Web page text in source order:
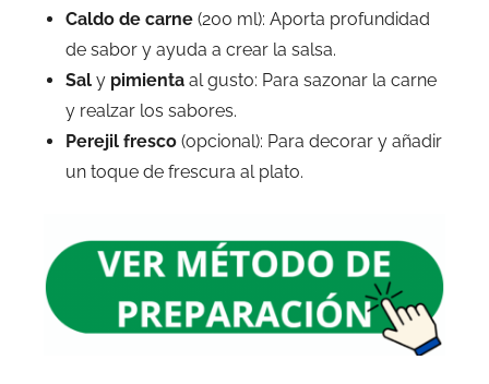
Caldo de carne (200 ml): Aporta profundidad
de sabor y ayuda a crear la salsa.
Sal y pimienta al gusto: Para sazonar la carne
y realzar los sabores.
Perejil fresco (opcional): Para decorar y añadir
un toque de frescura al plato.